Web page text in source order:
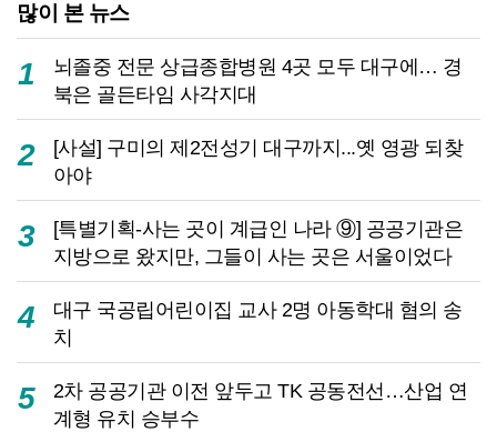
많이 본 뉴스
1
뇌졸중 전문 상급종합병원 4곳 모두 대구에… 경
북은 골든타임 사각지대
2
[사설] 구미의 제2전성기 대구까지...옛 영광 되찾
아야
3
[특별기획-사는 곳이 계급인 나라 ⑨] 공공기관은
지방으로 왔지만, 그들이 사는 곳은 서울이었다
4
대구 국공립어린이집 교사 2명 아동학대 혐의 송
치
5
2차 공공기관 이전 앞두고 TK 공동전선…산업 연
계형 유치 승부수